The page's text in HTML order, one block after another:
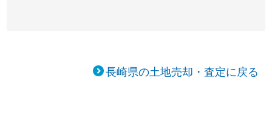
長崎県の土地売却・査定に戻る